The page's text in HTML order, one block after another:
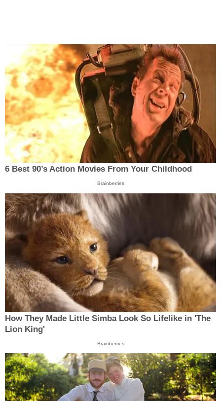
6 Best 90’s Action Movies From Your Childhood
Brainberries
How They Made Little Simba Look So Lifelike in 'The
Lion King'
Brainberries